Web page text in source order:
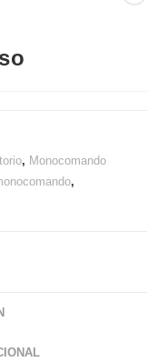
, Monocomando
,